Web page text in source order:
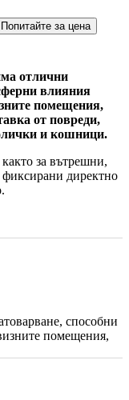
Попитайте за цена
отлични
влияния
помещения,
от повреди,
и кошници.
за вътрешни,
фиксирани директно
способни
помещения,